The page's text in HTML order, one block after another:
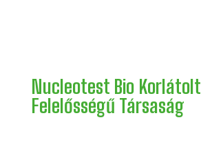
Nucleotest Bio Korlátolt
Felelősségű Társaság